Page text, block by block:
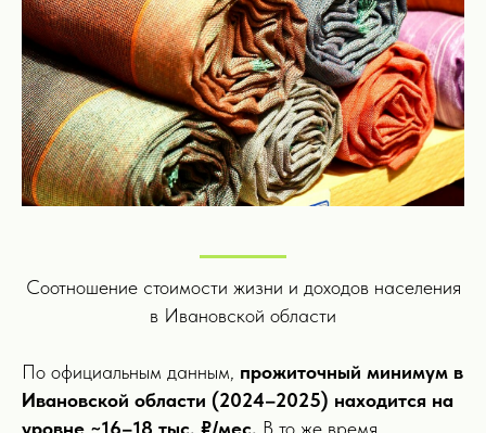
Соотношение стоимости жизни и доходов населения
в Ивановской области
По официальным данным, прожиточный минимум в
Ивановской области (2024–2025) находится на
уровне ~16–18 тыс. ₽/мес. В то же время